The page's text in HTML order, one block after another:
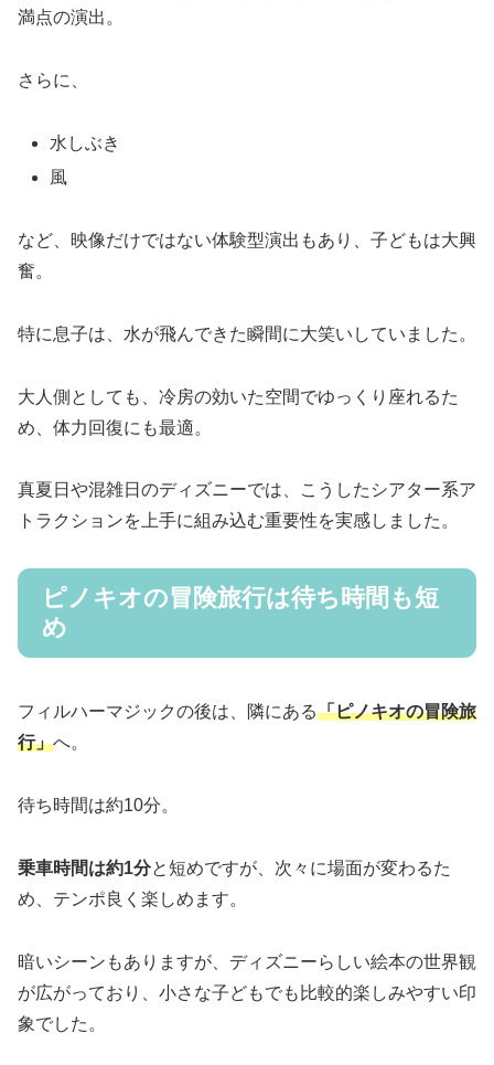
満点の演出。
さらに、
水しぶき
風
など、映像だけではない体験型演出もあり、子どもは大興
奮。
特に息子は、水が飛んできた瞬間に大笑いしていました。
大人側としても、冷房の効いた空間でゆっくり座れるた
め、体力回復にも最適。
真夏日や混雑日のディズニーでは、こうしたシアター系ア
トラクションを上手に組み込む重要性を実感しました。
ピノキオの冒険旅行は待ち時間も短
め
フィルハーマジックの後は、隣にある「ピノキオの冒険旅
行」へ。
待ち時間は約10分。
乗車時間は約1分と短めですが、次々に場面が変わるた
め、テンポ良く楽しめます。
暗いシーンもありますが、ディズニーらしい絵本の世界観
が広がっており、小さな子どもでも比較的楽しみやすい印
象でした。